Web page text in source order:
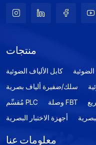
منتجات
كابل الألياف الضوئية
سلك/ضفيرة ألياف بصرية
مُقسِّم PLC
وصلة FBT
أجهزة الاختبار البصرية
معلومات عنا